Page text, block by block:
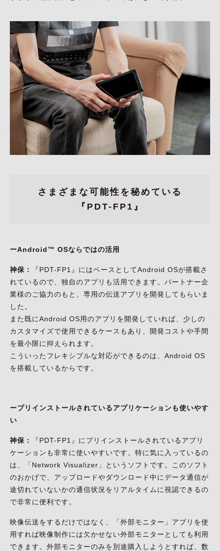
さまざまな可能性を秘めている
『PDT-FP1』
ーAndroid™ OSならではの活用
神保：
『PDT-FP1』にはベースとしてAndroid OSが搭載さ
れているので、独自のアプリも活用できます。パートナー企
業様のご協力のもと、専用の伝送アプリを開発してもらいま
した。
また既にAndroid OS用のアプリを開発していれば、少しの
カスタマイズで使用できるケースもあり、開発コストや手間
を最小限に抑えられます。
こういったフレキシブルな対応ができるのは、Android OS
を搭載しているからです。
ープリインストールされているアプリケーションも使いやす
い
神保：
『PDT-FP1』にプリインストールされているアプリ
ケーションも非常に使いやすいです。特に気に入っているの
は、「Network Visualizer」というソフトです。このソフト
のおかげで、アップロードやダウンロード中にデータ通信が
途切れていないかの通信状況をリアルタイムに視認できるの
で非常に便利です。
映像伝送をするだけではなく、「外部モニター」アプリを使
用すれば映像制作には欠かせない外部モニターとしても利用
できます。外部モニターのみを別途購入しようとすれば、数